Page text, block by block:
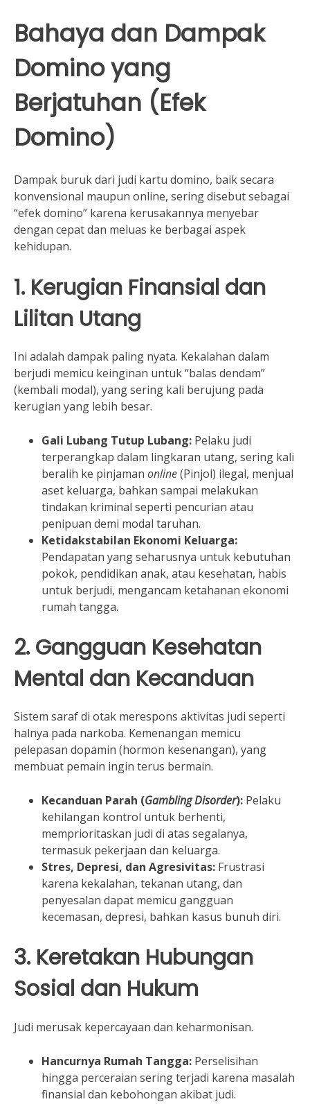
Bahaya dan Dampak
Domino yang
Berjatuhan (Efek
Domino)
Dampak buruk dari judi kartu domino, baik secara
konvensional maupun online, sering disebut sebagai
“efek domino” karena kerusakannya menyebar
dengan cepat dan meluas ke berbagai aspek
kehidupan.
1. Kerugian Finansial dan
Lilitan Utang
Ini adalah dampak paling nyata. Kekalahan dalam
berjudi memicu keinginan untuk “balas dendam”
(kembali modal), yang sering kali berujung pada
kerugian yang lebih besar.
Gali Lubang Tutup Lubang: Pelaku judi
terperangkap dalam lingkaran utang, sering kali
beralih ke pinjaman online(Pinjol) ilegal, menjual
aset keluarga, bahkan sampai melakukan
tindakan kriminal seperti pencurian atau
penipuan demi modal taruhan.
Ketidakstabilan Ekonomi Keluarga:
Pendapatan yang seharusnya untuk kebutuhan
pokok, pendidikan anak, atau kesehatan, habis
untuk berjudi, mengancam ketahanan ekonomi
rumah tangga.
2. Gangguan Kesehatan
Mental dan Kecanduan
Sistem saraf di otak merespons aktivitas judi seperti
halnya pada narkoba. Kemenangan memicu
pelepasan dopamin (hormon kesenangan), yang
membuat pemain ingin terus bermain.
Kecanduan Parah (Gambling Disorder): Pelaku
kehilangan kontrol untuk berhenti,
memprioritaskan judi di atas segalanya,
termasuk pekerjaan dan keluarga.
Stres, Depresi, dan Agresivitas: Frustrasi
karena kekalahan, tekanan utang, dan
penyesalan dapat memicu gangguan
kecemasan, depresi, bahkan kasus bunuh diri.
3. Keretakan Hubungan
Sosial dan Hukum
Judi merusak kepercayaan dan keharmonisan.
Hancurnya Rumah Tangga: Perselisihan
hingga perceraian sering terjadi karena masalah
finansial dan kebohongan akibat judi.